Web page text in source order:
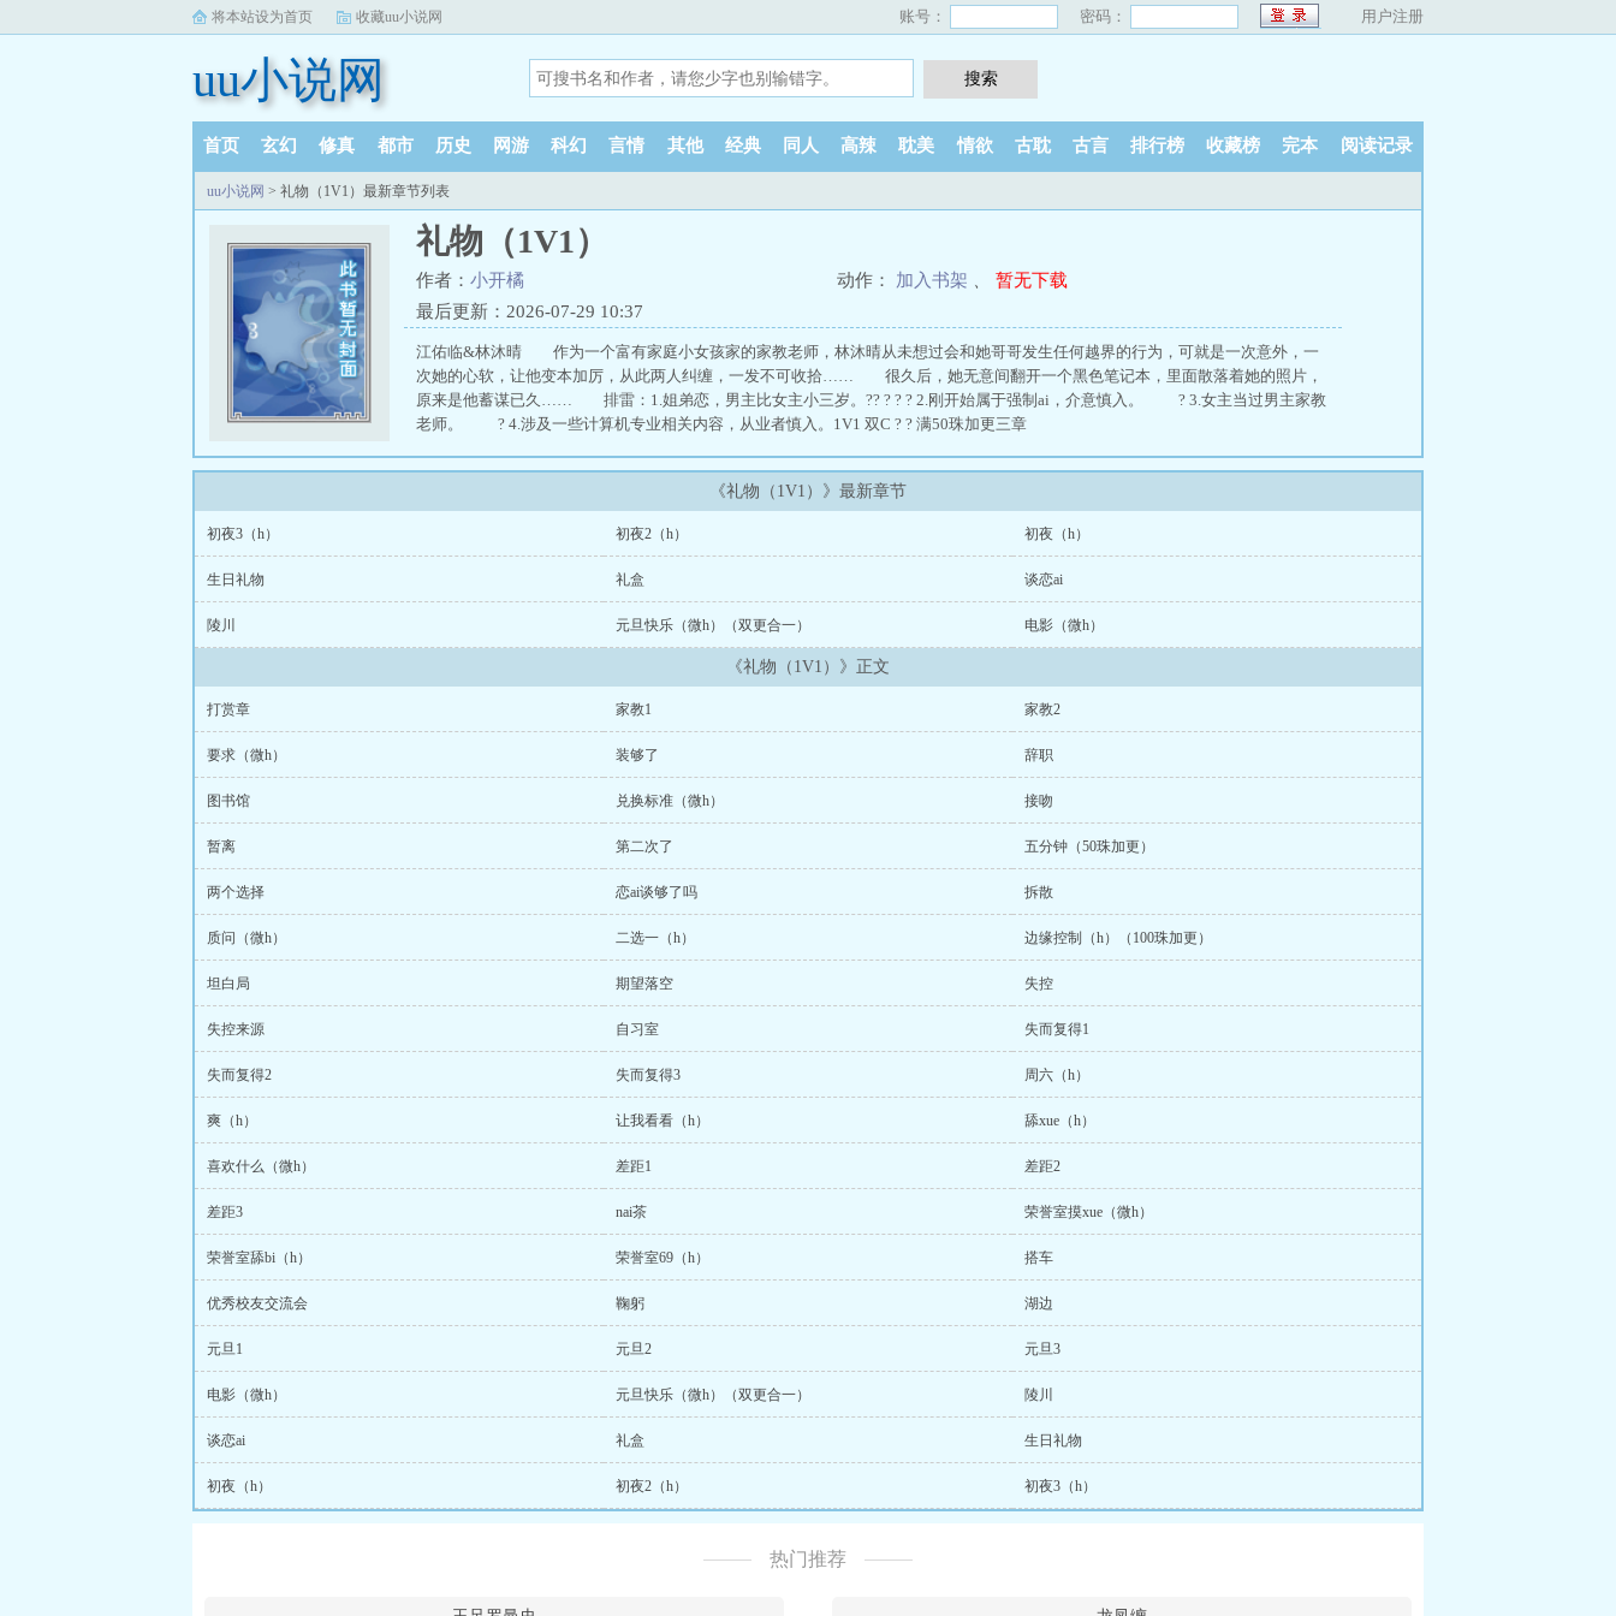
将本站设为首页 收藏uu小说网 账号： 密码： 用户注册
uu小说网
首页 玄幻 修真 都市 历史 网游 科幻 言情 其他 经典 同人 高辣 耽美 情欲 古耽 古言 排行榜 收藏榜 完本 阅读记录
uu小说网 > 礼物（1V1）最新章节列表
礼物（1V1）
作者： 小开橘 动作： 加入书架
暂无下载
最后更新：2026-07-29 10:37
江佑临&林沐晴 作为一个富有家庭小女孩家的家教老师，林沐晴从未想过会和她哥哥发生任何越界的行为，可就是一次意外，一
次她的心软，让他变本加厉，从此两人纠缠，一发不可收拾…… 很久后，她无意间翻开一个黑色笔记本，里面散落着她的照片，
原来是他蓄谋已久…… 排雷：1.姐弟恋，男主比女主小三岁。?? ? ? ? 2.刚开始属于强制ai，介意慎入。 ? 3.女主当过男主家教
老师。 ? 4.涉及一些计算机专业相关内容，从业者慎入。1V1 双C ? ? 满50珠加更三章
《礼物（1V1）》最新章节
初夜3（h） 初夜2（h） 初夜（h）
生日礼物 礼盒 谈恋ai
陵川 元旦快乐（微h）（双更合一） 电影（微h）
《礼物（1V1）》正文
打赏章 家教1 家教2
要求（微h） 装够了 辞职
图书馆 兑换标准（微h） 接吻
暂离 第二次了 五分钟（50珠加更）
两个选择 恋ai谈够了吗 拆散
质问（微h） 二选一（h） 边缘控制（h）（100珠加更）
坦白局 期望落空 失控
失控来源 自习室 失而复得1
失而复得2 失而复得3 周六（h）
爽（h） 让我看看（h） 舔xue（h）
喜欢什么（微h） 差距1 差距2
差距3 nai茶 荣誉室摸xue（微h）
荣誉室舔bi（h） 荣誉室69（h） 搭车
优秀校友交流会 鞠躬 湖边
元旦1 元旦2 元旦3
电影（微h） 元旦快乐（微h）（双更合一） 陵川
谈恋ai 礼盒 生日礼物
初夜（h） 初夜2（h） 初夜3（h）
热门推荐